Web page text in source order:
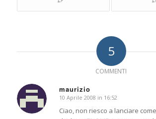
5
COMMENTI
maurizio
dice:
10 Aprile 2008 in 16:52
Ciao, non riesco a lanciare come